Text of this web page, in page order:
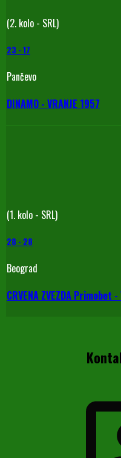
(2. kolo - SRL)
23 - 17
Pančevo
DINAMO - VRANJE 1957
(1. kolo - SRL)
28 - 28
Beograd
CRVENA ZVEZDA Primobet -